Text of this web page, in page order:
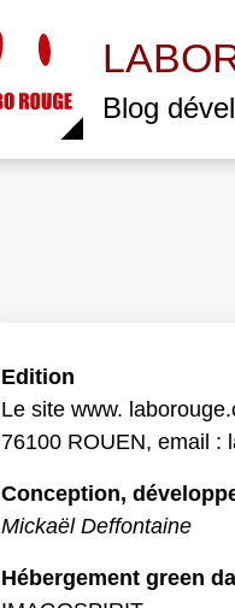
Blog
Edition
Le site www.
76100 ROUEN, email :
Conception,
Mickaël Deffontaine
Hébergement green